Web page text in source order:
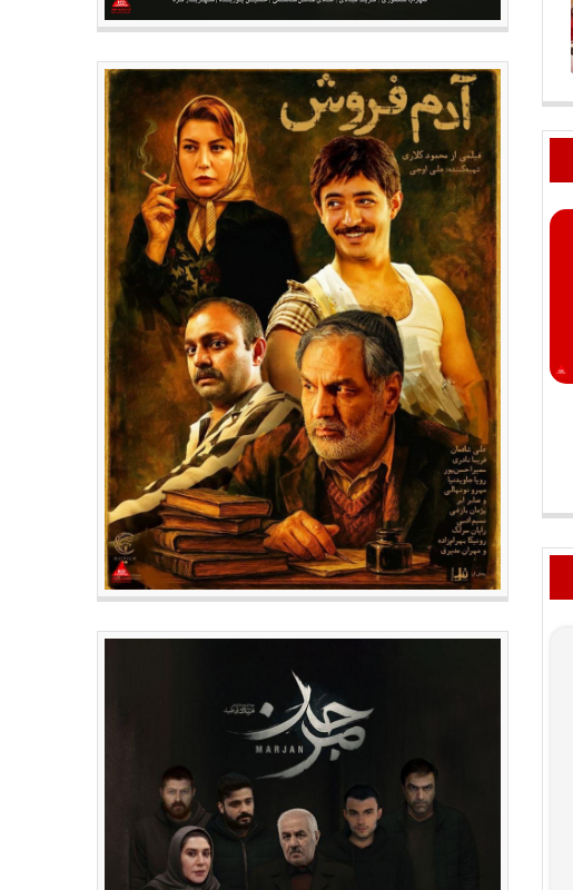
سینما
پیوستن «بچه مردم» و «غریزه» به
صف اکران پاییزی سینماها
هنرمندان
متولدین ۲۳ مهر سینما ، تئاتر و
موسیقی؛ سیاوش اسعدی